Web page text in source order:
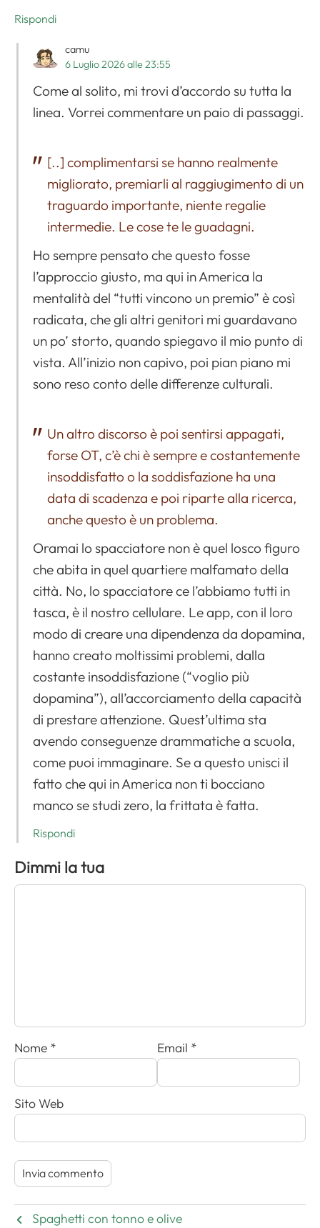
Rispondi
camu
6 Luglio 2026 alle 23:55
Come al solito, mi trovi d’accordo su tutta la
linea. Vorrei commentare un paio di passaggi.
[..] complimentarsi se hanno realmente
migliorato, premiarli al raggiugimento di un
traguardo importante, niente regalie
intermedie. Le cose te le guadagni.
Ho sempre pensato che questo fosse
l’approccio giusto, ma qui in America la
mentalità del “tutti vincono un premio” è così
radicata, che gli altri genitori mi guardavano
un po’ storto, quando spiegavo il mio punto di
vista. All’inizio non capivo, poi pian piano mi
sono reso conto delle differenze culturali.
Un altro discorso è poi sentirsi appagati,
forse OT, c’è chi è sempre e costantemente
insoddisfatto o la soddisfazione ha una
data di scadenza e poi riparte alla ricerca,
anche questo è un problema.
Oramai lo spacciatore non è quel losco figuro
che abita in quel quartiere malfamato della
città. No, lo spacciatore ce l’abbiamo tutti in
tasca, è il nostro cellulare. Le app, con il loro
modo di creare una dipendenza da dopamina,
hanno creato moltissimi problemi, dalla
costante insoddisfazione (“voglio più
dopamina”), all’accorciamento della capacità
di prestare attenzione. Quest’ultima sta
avendo conseguenze drammatiche a scuola,
come puoi immaginare. Se a questo unisci il
fatto che qui in America non ti bocciano
manco se studi zero, la frittata è fatta.
Rispondi
Dimmi la tua
Nome * Email *
Sito Web
Spaghetti con tonno e olive